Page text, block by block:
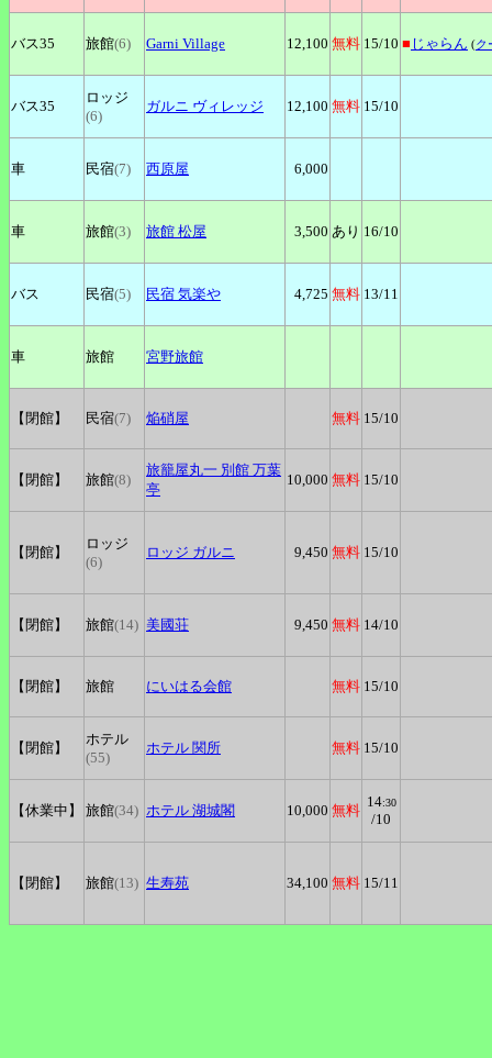
バス35 旅館(6) Garni Village 12,100 無料 15/10 ■ じゃらん (ク
バス35
ロッジ
(6)
ガルニ ヴィレッジ 12,100 無料 15/10
車 民宿(7) 西原屋 6,000
車 旅館(3) 旅館 松屋 3,500 あり 16/10
バス 民宿(5) 民宿 気楽や 4,725 無料 13/11
車 旅館 宮野旅館
【閉館】 民宿(7) 焔硝屋 無料 15/10
【閉館】 旅館(8)
旅籠屋丸一 別館 万葉
亭
10,000 無料 15/10
【閉館】
ロッジ
(6)
ロッジ ガルニ 9,450 無料 15/10
【閉館】 旅館(14) 美國荘 9,450 無料 14/10
【閉館】 旅館 にいはる会館 無料 15/10
【閉館】
ホテル
(55)
ホテル 関所 無料 15/10
【休業中】 旅館(34) ホテル 湖城閣 10,000 無料
14:30
/10
【閉館】 旅館(13) 生寿苑 34,100 無料 15/11